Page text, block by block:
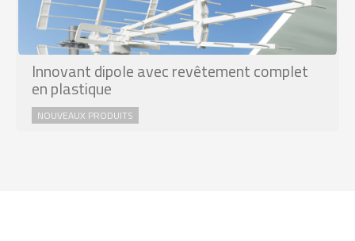
Innovant dipole avec revêtement complet
en plastique
NOUVEAUX PRODUITS